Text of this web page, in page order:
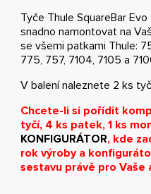
Tyče Thule SquareBar Evo
snadno namontovat na
se všemi patkami Thule:
775, 757, 7104, 7105 a
V balení naleznete 2 ks
Chcete-li si pořídit
tyčí, 4 ks patek, 1 ks
KONFIGURÁTOR, kde
rok výroby a
sestavu právě pro Vaše